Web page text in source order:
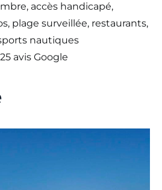
accès handicapé,
plage surveillée, restaurants,
nautiques
avis Google